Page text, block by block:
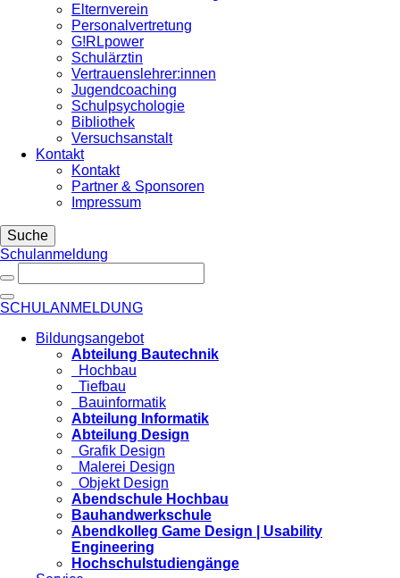
Elternverein
Personalvertretung
G!RLpower
Schulärztin
Vertrauenslehrer:innen
Jugendcoaching
Schulpsychologie
Bibliothek
Versuchsanstalt
Kontakt
Kontakt
Partner & Sponsoren
Impressum
Suche
Schulanmeldung
SCHULANMELDUNG
Bildungsangebot
Abteilung Bautechnik
Hochbau
Tiefbau
Bauinformatik
Abteilung Informatik
Abteilung Design
Grafik Design
Malerei Design
Objekt Design
Abendschule Hochbau
Bauhandwerkschule
Abendkolleg Game Design | Usability
Engineering
Hochschulstudiengänge